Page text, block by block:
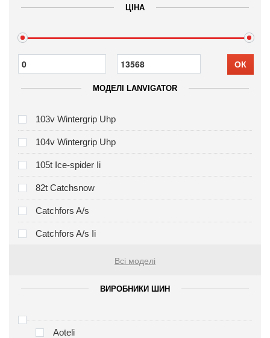
ЦІНА
ОК
МОДЕЛІ LANVIGATOR
103v Wintergrip Uhp
104v Wintergrip Uhp
105t Ice-spider Ii
82t Catchsnow
Catchfors A/s
Catchfors A/s Ii
Всі моделі
ВИРОБНИКИ ШИН
Aoteli